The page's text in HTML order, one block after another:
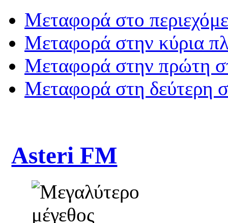
Μεταφορά στο
Μεταφορά στην κύρια
Μεταφορά στην πρώτη
Μεταφορά στη δεύτερη
Asteri FM